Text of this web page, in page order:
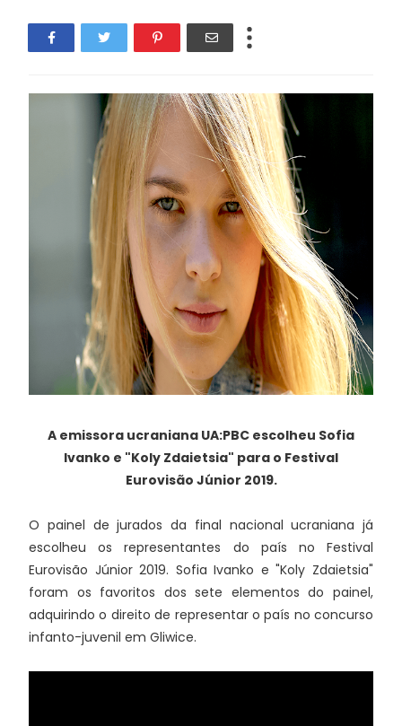
A emissora ucraniana UA:PBC escolheu Sofia
Ivanko e "Koly Zdaietsia" para o Festival
Eurovisão Júnior 2019.
O painel de jurados da final nacional ucraniana já
escolheu os representantes do país no Festival
Eurovisão Júnior 2019. Sofia Ivanko e "Koly Zdaietsia"
foram os favoritos dos sete elementos do painel,
adquirindo o direito de representar o país no concurso
infanto-juvenil em Gliwice.